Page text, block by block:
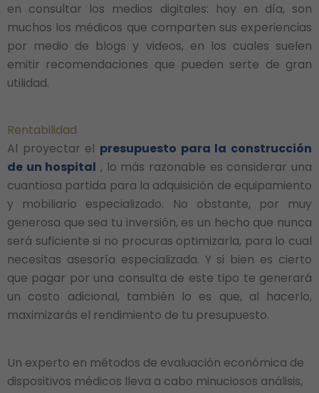
en consultar los medios digitales: hoy en día, son
muchos los médicos que comparten sus experiencias
por medio de blogs y videos, en los cuales suelen
emitir recomendaciones que pueden serte de gran
utilidad.
Rentabilidad
Al proyectar el presupuesto para la construcción
de un hospital , lo más razonable es considerar una
cuantiosa partida para la adquisición de equipamiento
y mobiliario especializado. No obstante, por muy
generosa que sea tu inversión, es un hecho que nunca
será suficiente si no procuras optimizarla, para lo cual
necesitas asesoría especializada. Y si bien es cierto
que pagar por una consulta de este tipo te generará
un costo adicional, también lo es que, al hacerlo,
maximizarás el rendimiento de tu presupuesto.
Un experto en métodos de evaluación económica de
dispositivos médicos lleva a cabo minuciosos análisis,